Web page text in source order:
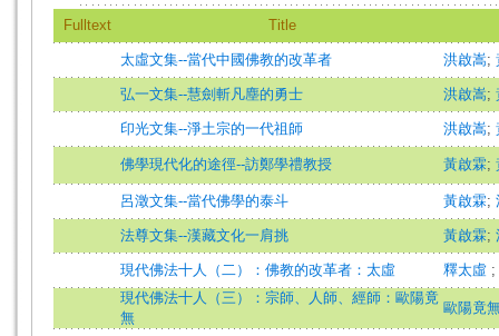
Fulltext Title
太虛文集--當代中國佛教的改革者 洪啟嵩;
弘一文集--慧劍斬凡塵的勇士 洪啟嵩;
印光文集--淨土宗的一代祖師 洪啟嵩;
佛學現代化的途徑--訪鄭學禮教授 黃啟霖;
呂澂文集--當代佛學的泰斗 黃啟霖;
法尊文集--漢藏文化一肩挑 黃啟霖;
現代佛法十人（二）：佛教的改革者：太虛 釋太虛 ;
現代佛法十人（三）：宗師、人師、經師：歐陽竟
無
歐陽竟